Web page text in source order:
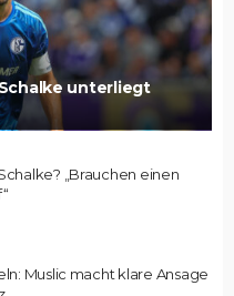
unterliegt
„Brauchen einen
Muslic macht klare Ansage